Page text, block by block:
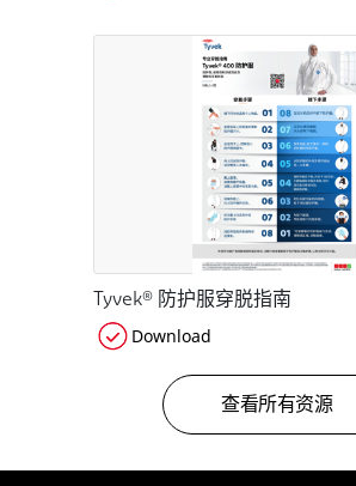
Tyvek® 防护服穿脱指南
Download
查看所有资源